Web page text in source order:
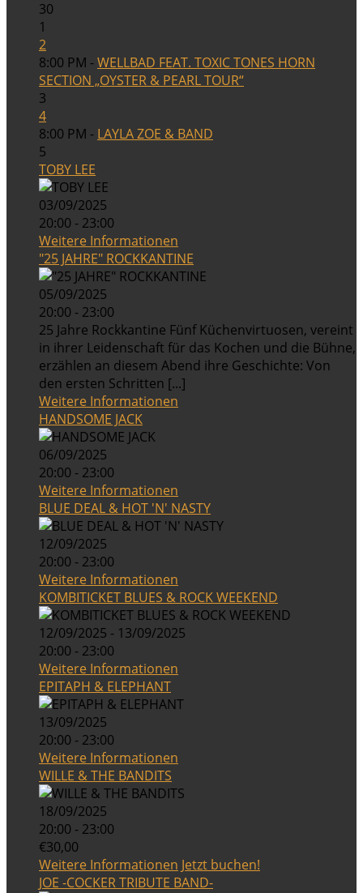
30
1
2
8:00 PM -WELLBAD FEAT. TOXIC TONES HORN
SECTION „OYSTER & PEARL TOUR“
3
4
8:00 PM - LAYLA ZOE & BAND
5
TOBY LEE
03/09/2025
20:00 - 23:00
Weitere Informationen
"25 JAHRE" ROCKKANTINE
05/09/2025
20:00 - 23:00
25 Jahre Rockkantine Fünf Küchenvirtuosen, vereint
in ihrer Leidenschaft für das Kochen und die Bühne,
erzählen an diesem Abend ihre Geschichte: Von
den ersten Schritten [...]
Weitere Informationen
HANDSOME JACK
06/09/2025
20:00 - 23:00
Weitere Informationen
BLUE DEAL & HOT 'N' NASTY
12/09/2025
20:00 - 23:00
Weitere Informationen
KOMBITICKET BLUES & ROCK WEEKEND
12/09/2025 - 13/09/2025
20:00 - 23:00
Weitere Informationen
EPITAPH & ELEPHANT
13/09/2025
20:00 - 23:00
Weitere Informationen
WILLE & THE BANDITS
18/09/2025
20:00 - 23:00
€30,00
Weitere Informationen Jetzt buchen!
JOE -COCKER TRIBUTE BAND-